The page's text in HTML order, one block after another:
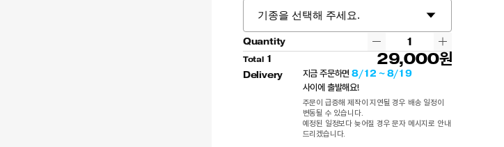
Quantity
Total 1 29,000
Delivery 지금 주문하면 8/12 ~ 8/19
사이에 출발해요!
주문이 급증해 제작이 지연될 경우 배송 일정이
변동될 수 있습니다.
예정된 일정보다 늦어질 경우 문자 메시지로 안내
드리겠습니다.